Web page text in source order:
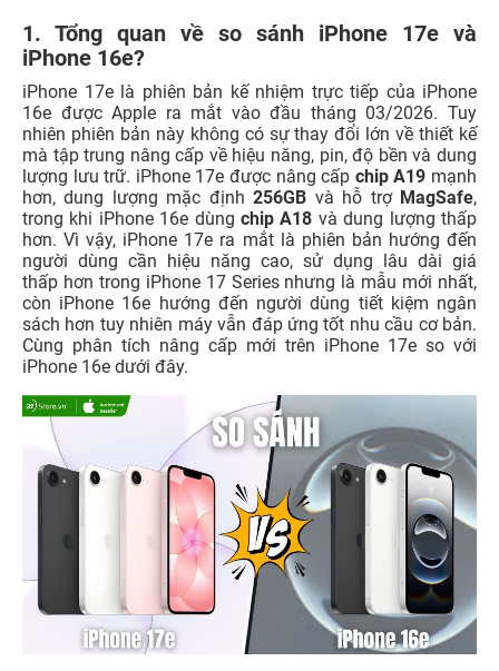
1. Tổng quan về so sánh iPhone 17e và
iPhone 16e?
iPhone 17e là phiên bản kế nhiệm trực tiếp của iPhone
16e được Apple ra mắt vào đầu tháng 03/2026. Tuy
nhiên phiên bản này không có sự thay đổi lớn về thiết kế
mà tập trung nâng cấp về hiệu năng, pin, độ bền và dung
lượng lưu trữ. iPhone 17e được nâng cấp chip A19 mạnh
hơn, dung lượng mặc định256GB và hỗ trợ MagSafe,
trong khi iPhone 16e dùng chip A18 và dung lượng thấp
hơn. Vì vậy, iPhone 17e ra mắt là phiên bản hướng đến
người dùng cần hiệu năng cao, sử dụng lâu dài giá
thấp hơn trong iPhone 17 Series nhưng là mẫu mới nhất,
còn iPhone 16e hướng đến người dùng tiết kiệm ngân
sách hơn tuy nhiên máy vẫn đáp ứng tốt nhu cầu cơ bản.
Cùng phân tích nâng cấp mới trên iPhone 17e so với
iPhone 16e dưới đây.